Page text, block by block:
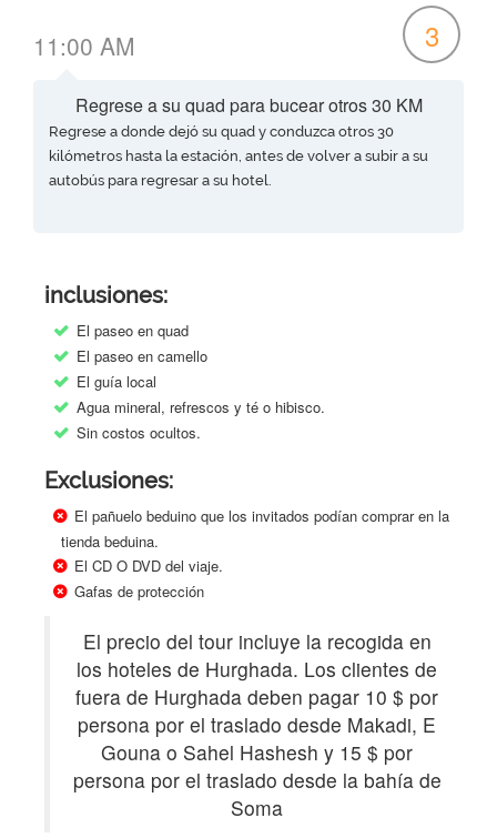
11:00 AM 3
Regrese a su quad para bucear otros 30 KM
Regrese a donde dejó su quad y conduzca otros 30
kilómetros hasta la estación, antes de volver a subir a su
autobús para regresar a su hotel.
inclusiones:
El paseo en quad
El paseo en camello
El guía local
Agua mineral, refrescos y té o hibisco.
Sin costos ocultos.
Exclusiones:
El pañuelo beduino que los invitados podían comprar en la
tienda beduina.
El CD O DVD del viaje.
Gafas de protección
El precio del tour incluye la recogida en
los hoteles de Hurghada. Los clientes de
fuera de Hurghada deben pagar 10 $ por
persona por el traslado desde Makadi, E
Gouna o Sahel Hashesh y 15 $ por
persona por el traslado desde la bahía de
Soma